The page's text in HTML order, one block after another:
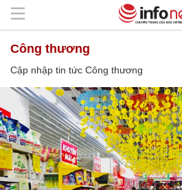
Công thương
Cập nhập tin tức Công thương